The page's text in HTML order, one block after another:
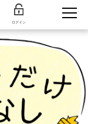
ログイン